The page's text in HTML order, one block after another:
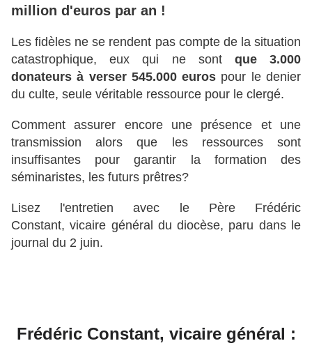
million d'euros par an !
Les fidèles ne se rendent pas compte de la situation
catastrophique, eux qui ne sont que 3.000
donateurs à verser 545.000 euros pour le denier
du culte, seule véritable ressource pour le clergé.
Comment assurer encore une présence et une
transmission alors que les ressources sont
insuffisantes pour garantir la formation des
séminaristes, les futurs prêtres?
Lisez l'entretien avec le Père Frédéric
Constant,vicaire général du diocèse, paru dans le
journal du 2 juin.
Frédéric Constant, vicaire général :